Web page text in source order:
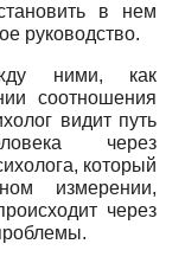
в нем
руководство.
ними, как
соотношения
видит путь
через
который
измерении,
через